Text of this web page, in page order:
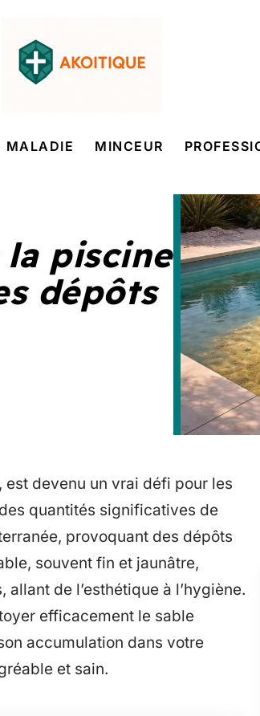
MALADIE MINCEUR
la piscine
dépôts
est devenu un vrai défi pour les
quantités significatives de
provoquant des dépôts
souvent fin et jaunâtre,
de l’esthétique à l’hygiène.
efficacement le sable
accumulation dans votre
et sain.